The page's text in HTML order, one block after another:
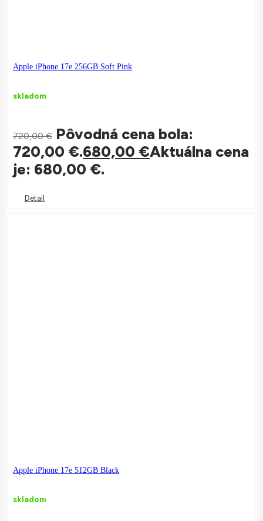
Apple iPhone 17e 256GB Soft Pink
skladom
720,00€ Pôvodná cena bola:
720,00 €.680,00 €Aktuálna cena
je: 680,00 €.
Detail
Apple iPhone 17e 512GB Black
skladom